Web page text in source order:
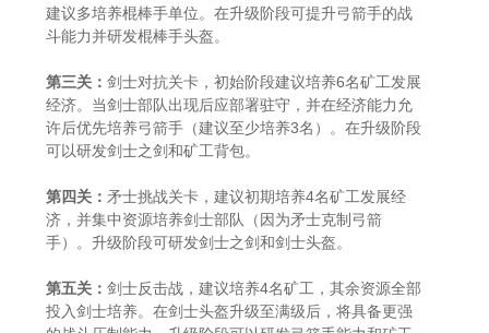
建议多培养棍棒手单位。在升级阶段可提升弓箭手的战
斗能力并研发棍棒手头盔。
第三关：剑士对抗关卡，初始阶段建议培养6名矿工发展
经济。当剑士部队出现后应部署驻守，并在经济能力允
许后优先培养弓箭手（建议至少培养3名）。在升级阶段
可以研发剑士之剑和矿工背包。
第四关：矛士挑战关卡，建议初期培养4名矿工发展经
济，并集中资源培养剑士部队（因为矛士克制弓箭
手）。升级阶段可研发剑士之剑和剑士头盔。
第五关：剑士反击战，建议培养4名矿工，其余资源全部
投入剑士培养。在剑士头盔升级至满级后，将具备更强